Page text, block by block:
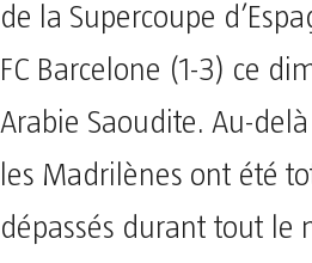
de la Supercoupe
FC Barcelone (1-3) ce
Arabie Saoudite. Au-
les Madrilènes ont été
dépassés durant tout le